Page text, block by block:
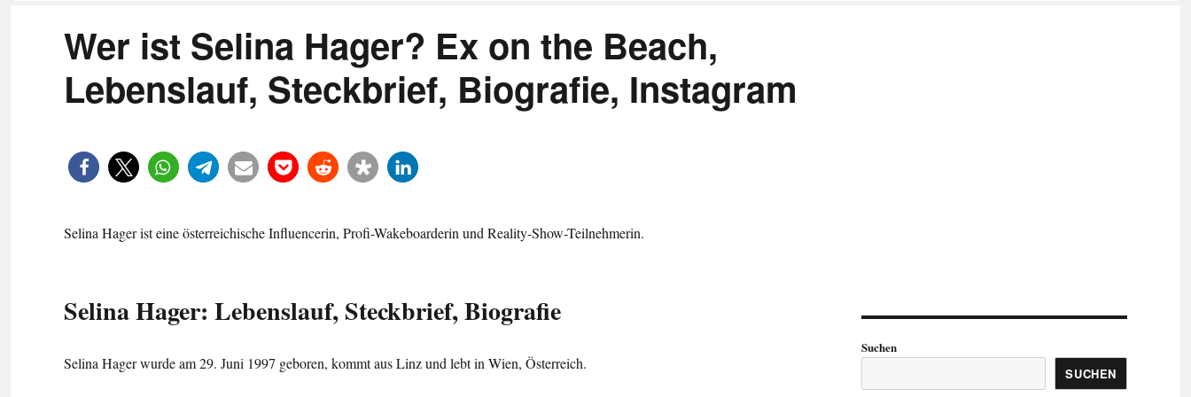
Wer ist Selina Hager? Ex on the Beach,
Lebenslauf, Steckbrief, Biografie, Instagram
Selina Hager ist eine österreichische Influencerin, Profi-Wakeboarderin und Reality-Show-Teilnehmerin.
Selina Hager: Lebenslauf, Steckbrief, Biografie
Selina Hager wurde am 29. Juni 1997 geboren, kommt aus Linz und lebt in Wien, Österreich.
Suchen
SUCHEN